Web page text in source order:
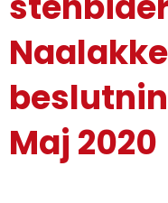
Maj 2020